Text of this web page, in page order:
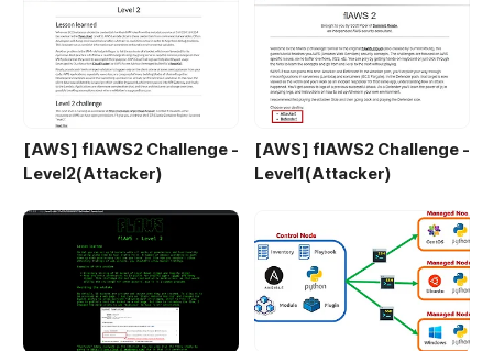
포함되고 최소 가중치만을 이용하여 연결하는 경우를 최소
신장 트리라고 한다. 이 문제를 잘 읽어보면 일단 최소 ..
[AWS] flAWS2 Challenge -
Level2(Attacker)
[AWS] flAWS2 Challenge -
Level1(Attacker)